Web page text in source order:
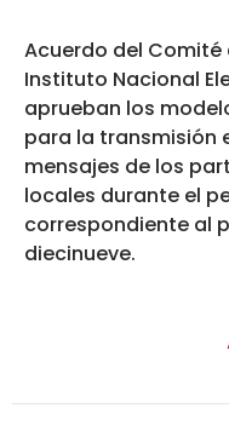
Acuerdo del Comité
Instituto Nacional
aprueban los
para la transmisión
mensajes de los
locales durante el
correspondiente al
diecinueve.